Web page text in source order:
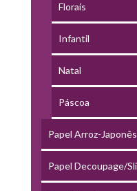
Florais
Infantil
Natal
Páscoa
Papel Arroz-Japonês
Papel Decoupage/